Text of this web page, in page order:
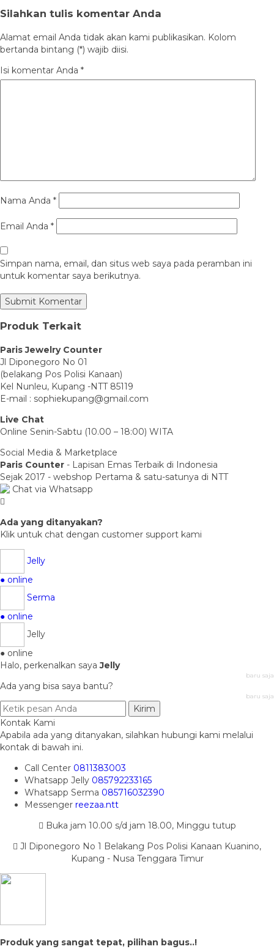
Silahkan tulis komentar Anda
Alamat email Anda tidak akan kami publikasikan. Kolom
bertanda bintang (*) wajib diisi.
Isi komentar Anda *
Nama Anda *
Email Anda *
Simpan nama, email, dan situs web saya pada peramban ini
untuk komentar saya berikutnya.
Produk Terkait
Paris Jewelry Counter
Jl Diponegoro No 01
(belakang Pos Polisi Kanaan)
Kel Nunleu, Kupang -NTT 85119
E-mail : sophiekupang@gmail.com
Live Chat
Online Senin-Sabtu (10.00 – 18:00) WITA
Social Media & Marketplace
Paris Counter - Lapisan Emas Terbaik di Indonesia
Sejak 2017 - webshop Pertama & satu-satunya di NTT
Chat via Whatsapp
Ada yang ditanyakan?
Klik untuk chat dengan customer support kami
Jelly
● online
Serma
● online
Jelly
● online
Halo, perkenalkan sayaJelly
baru saja
Ada yang bisa saya bantu?
baru saja
Kirim
Kontak Kami
Apabila ada yang ditanyakan, silahkan hubungi kami melalui
kontak di bawah ini.
Call Center 0811383003
Whatsapp Jelly 085792233165
Whatsapp Serma 085716032390
Messenger reezaa.ntt
Buka jam 10.00 s/d jam 18.00, Minggu tutup
Jl Diponegoro No 1 Belakang Pos Polisi Kanaan Kuanino,
Kupang - Nusa Tenggara Timur
Produk yang sangat tepat, pilihan bagus..!